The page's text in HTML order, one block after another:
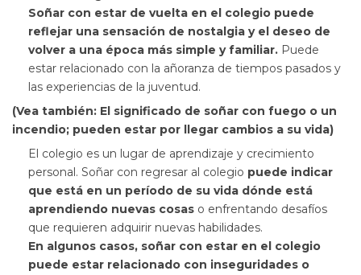
Soñar con estar de vuelta en el colegio puede
reflejar una sensación de nostalgia y el deseo de
volver a una época más simple y familiar. Puede
estar relacionado con la añoranza de tiempos pasados y
las experiencias de la juventud.
(Vea también: El significado de soñar con fuego o un
incendio; pueden estar por llegar cambios a su vida)
El colegio es un lugar de aprendizaje y crecimiento
personal. Soñar con regresar al colegio puede indicar
que está en un período de su vida dónde está
aprendiendo nuevas cosas o enfrentando desafíos
que requieren adquirir nuevas habilidades.
En algunos casos, soñar con estar en el colegio
puede estar relacionado con inseguridades o